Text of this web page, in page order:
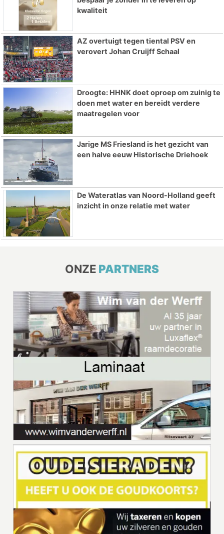
kwaliteit
AZ overtuigt tegen tiental PSV en
verovert Johan Cruijff Schaal
Droogte: HHNK doet oproep om zuinig te
doen met water en bereidt verdere
maatregelen voor
Jarige MS Friesland is het gezicht van
een halve eeuw Historische Driehoek
De Wateratlas van Noord-Holland geeft
inzicht in onze relatie met water
ONZE PARTNERS